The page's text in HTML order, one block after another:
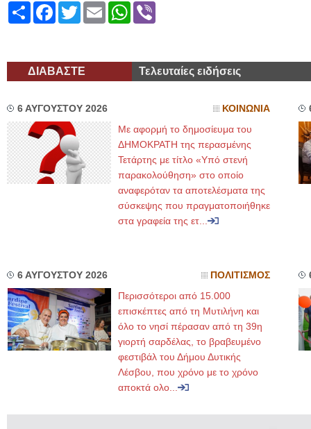
ShareFacebook
TwitterEmailWhatsApp
ΔΙΑΒΑΣΤΕ Τελευταίες ειδήσεις
6 ΑΥΓΟΥΣΤΟΥ 2026 ΚΟΙΝΩΝΙΑ
Με αφορμή το δημοσίευμα του
ΔΗΜΟΚΡΑΤΗ της περασμένης
Τετάρτης με τίτλο «Υπό στενή
παρακολούθηση» στο οποίο
αναφερόταν τα αποτελέσματα της
σύσκεψης που πραγματοποιήθηκε
στα γραφεία της ετ...
6 ΑΥΓΟΥΣΤΟΥ 2026 ΠΟΛΙΤΙΣΜΟΣ
Περισσότεροι από 15.000
επισκέπτες από τη Μυτιλήνη και
όλο το νησί πέρασαν από τη 39η
γιορτή σαρδέλας, το βραβευμένο
φεστιβάλ του Δήμου Δυτικής
Λέσβου, που χρόνο με το χρόνο
αποκτά ολο...